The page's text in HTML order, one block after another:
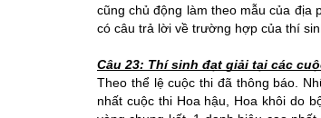
cũng chủ động làm theo mẫu của địa
có câu trả lời về trường hợp của thí
Câu 23: Thí sinh đạt giải tại các
Theo thể lệ cuộc thi đã thông báo.
nhất cuộc thi Hoa hậu, Hoa khôi do